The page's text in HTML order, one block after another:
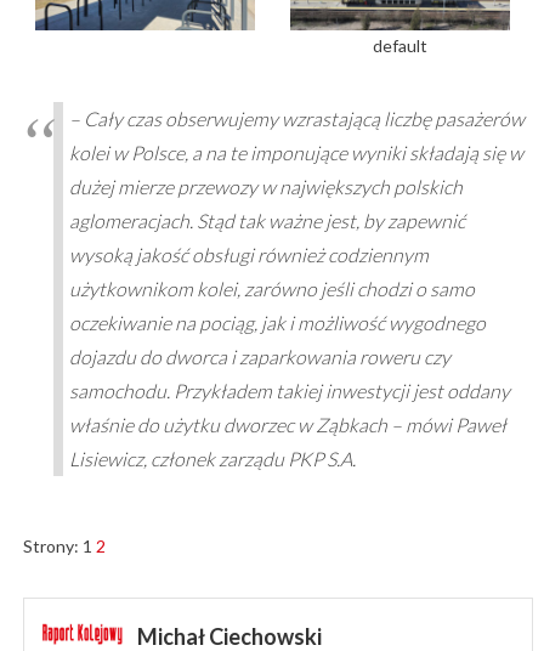
default
– Cały czas obserwujemy wzrastającą liczbę pasażerów
kolei w Polsce, a na te imponujące wyniki składają się w
dużej mierze przewozy w największych polskich
aglomeracjach. Stąd tak ważne jest, by zapewnić
wysoką jakość obsługi również codziennym
użytkownikom kolei, zarówno jeśli chodzi o samo
oczekiwanie na pociąg, jak i możliwość wygodnego
dojazdu do dworca i zaparkowania roweru czy
samochodu. Przykładem takiej inwestycji jest oddany
właśnie do użytku dworzec w Ząbkach – mówi Paweł
Lisiewicz, członek zarządu PKP S.A.
Strony: 1 2
Michał Ciechowski